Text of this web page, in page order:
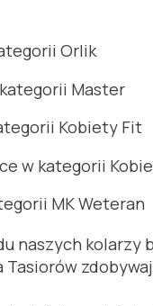
Orlik
Master
Kobiety Fit
w kategorii
MK Weteran
naszych kolarzy